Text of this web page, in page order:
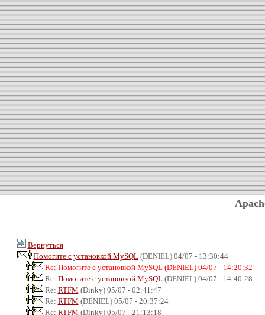
Вернуться
Помогите с установкой MySQL(DENIEL) 04/07 - 13:30:44
Re: Помогите с установкой MySQL (DENIEL) 04/07 - 14:20:32
Re: Помогите с установкой MySQL(DENIEL) 04/07 - 14:40:28
Re: RTFM (Dinky) 05/07 - 02:41:47
Re: RTFM (DENIEL) 05/07 - 20:37:24
Re: RTFM (Dinky) 05/07 - 21:13:18